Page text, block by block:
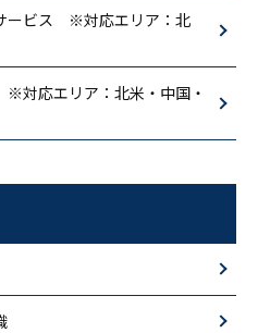
ービス ※対応エリア：北
対応エリア：北米・中国・